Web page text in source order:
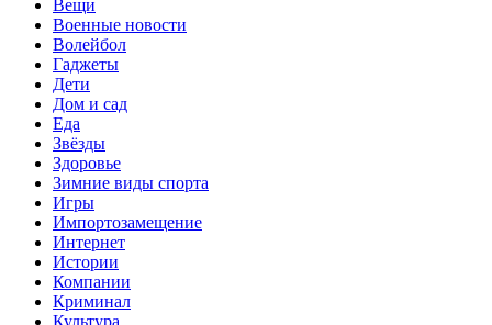
Вещи
Военные новости
Волейбол
Гаджеты
Дети
Дом и сад
Еда
Звёзды
Здоровье
Зимние виды спорта
Игры
Импортозамещение
Интернет
Истории
Компании
Криминал
Культура